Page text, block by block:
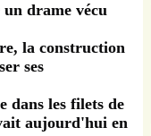
drame vécu
la construction
ses
dans les filets de
aujourd'hui en